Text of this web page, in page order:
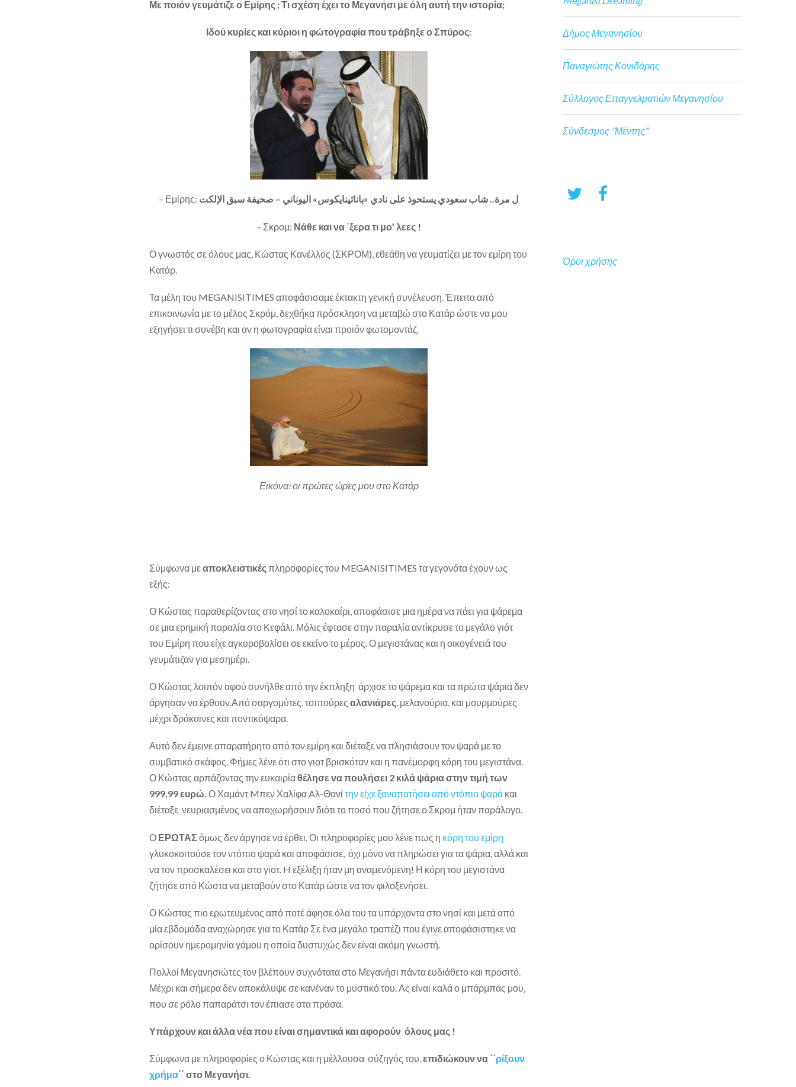
Με ποιόν γευμάτιζε ο Εμίρης ; Τι σχέση έχει το Μεγανήσι με όλη αυτή την ιστορία;
Ιδού κυρίες και κύριοι η φώτογραφία που τράβηξε ο Σπύρος:
– Εμίρης: ل مرة.. شاب سعودي يستحوذ على نادي «باناثينايكوس» اليوناني – صحيفة سبق الإلكت
– Σκρομ: Νάθε και να ΄ξερα τι μο’ λεες !
Ο γνωστός σε όλους μας, Κώστας Κανέλλος (ΣΚΡΟΜ), εθεάθη να γευματίζει με τον εμίρη του
Κατάρ.
Τα μέλη του MEGANISITIMES αποφάσισαμε έκτακτη γενική συνέλευση. Έπειτα από
επικοινωνία με το μέλος Σκρόμ, δεχθήκα πρόσκληση να μεταβώ στο Κατάρ ώστε να μου
εξηγήσει τι συνέβη και αν η φωτογραφία είναι προιόν φωτομοντάζ.
Εικόνα: οι πρώτες ώρες μου στο Κατάρ
Σύμφωνα μεαποκλειστικές πληροφορίες του MEGANISITIMES τα γεγονότα έχουν ως
εξής:
Ο Κώστας παραθερίζοντας στο νησί το καλοκαίρι, αποφάσισε μια ημέρα να πάει για ψάρεμα
σε μια ερημική παραλία στο Κεφάλι. Μόλις έφτασε στην παραλία αντίκρυσε το μεγάλο γιότ
του Εμίρη που είχε αγκυροβολίσει σε εκείνο το μέρος. Ο μεγιστάνας και η οικογένειά του
γευμάτιζαν για μεσημέρι.
Ο Κώστας λοιπόν αφού συνήλθε από την έκπληξη άρχισε το ψάρεμα και τα πρώτα ψάρια δεν
άργησαν να έρθουν.Από σαργομύτες, τσιπούρες αλανιάρες, μελανούρια, και μουρμούρες
μέχρι δράκαινες και ποντικόψαρα.
Αυτό δεν έμεινε απαρατήρητο από τον εμίρη και διέταξε να πλησιάσουν τον ψαρά με το
συμβατικό σκάφος. Φήμες λένε ότι στο γιοτ βρισκόταν και η πανέμορφη κόρη του μεγιστάνα.
Ο Κώστας αρπάζοντας την ευκαιρίαθέλησε να πουλήσει 2 κιλά ψάρια στην τιμή των
999,99 ευρώ. Ο Χαμάντ Mπεν Χαλίφα Aλ-Θανίτην είχε ξαναπατήσει από ντόπιο ψαρά και
διέταξε νευριασμένος να αποχωρήσουν διότι το ποσό που ζήτησε ο Σκρομ ήταν παράλογο.
Ο ΕΡΩΤΑΣ όμως δεν άργησε να έρθει. Οι πληροφορίες μου λένε πως η κόρη του εμίρη
γλυκοκοιτούσε τον ντόπιο ψαρά και αποφάσισε, όχι μόνο να πληρώσει για τα ψάρια, αλλά και
να τον προσκαλέσει και στο γιοτ. H εξέλιξη ήταν μη αναμενόμενη! Η κόρη του μεγιστάνα
ζήτησε από Κώστα να μεταβούν στο Κατάρ ώστε να τον φιλοξενήσει.
Ο Κώστας πιο ερωτευμένος από ποτέ άφησε όλα του τα υπάρχοντα στο νησί και μετά από
μία εβδομάδα αναχώρησε για το Κατάρ Σε ένα μεγάλο τραπέζι που έγινε αποφάσιστηκε να
ορίσουν ημερομηνία γάμου η οποία δυστυχώς δεν είναι ακόμη γνωστή.
Πολλοί Μεγανησιώτες τον βλέπουν συχνότατα στο Μεγανήσι πάντα ευδιάθετο και προσιτό.
Μέχρι και σήμερα δεν αποκάλυψε σε κανέναν το μυστικό του. Ας είναι καλά ο μπάρμπας μου,
που σε ρόλο παπαράτσι τον έπιασε στα πράσα.
Υπάρχουν και άλλα νέα που είναι σημαντικά και αφορούν όλους μας !
Σύμφωνα με πληροφορίες ο Κώστας και η μέλλουσα σύζηγός του,επιδιώκουν να ΄΄ρίξουν
χρήμα΄΄ στο Μεγανήσι.
Δήμος Μεγανησίου
Παναγιώτης Κονιδάρης
Σύλλογος Επαγγελματιών Μεγανησίου
Σύνδεσμος "Μέντης"
Όροι χρήσης